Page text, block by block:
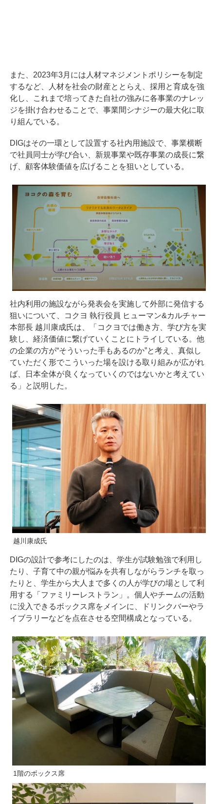
また、2023年3月には人材マネジメントポリシーを制定
するなど、人材を社会の財産ととらえ、採用と育成を強
化し、これまで培ってきた自社の強みに各事業のナレッ
ジを掛け合わせることで、事業間シナジーの最大化に取
り組んでいる。
DIGはその一環として設置する社内用施設で、事業横断
で社員同士が学び合い、新規事業や既存事業の成長に繋
げ、顧客体験価値を広げることを狙いとしている。
社内利用の施設ながら発表会を実施して外部に発信する
狙いについて、コクヨ 執行役員 ヒューマン&カルチャー
本部長 越川康成氏は、「コクヨでは働き方、学び方を実
験し、経済価値に繋げていくことにトライしている。他
の企業の方が“そういった手もあるのか”と考え、真似し
ていただく形でこういった場を設ける取り組みが広がれ
ば、日本全体が良くなっていくのではないかと考えてい
る」と説明した。
越川康成氏
DIGの設計で参考にしたのは、学生が試験勉強で利用し
たり、子育て中の親が悩みを共有しながらランチを取っ
たりと、学生から大人まで多くの人が学びの場として利
用する「ファミリーレストラン」。個人やチームの活動
に没入できるボックス席をメインに、ドリンクバーやラ
イブラリーなどを点在させる空間構成となっている。
1階のボックス席